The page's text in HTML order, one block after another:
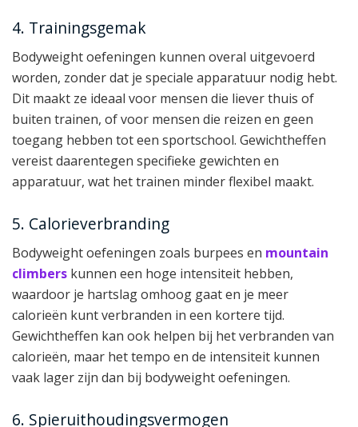
4. Trainingsgemak
Bodyweight oefeningen kunnen overal uitgevoerd
worden, zonder dat je speciale apparatuur nodig hebt.
Dit maakt ze ideaal voor mensen die liever thuis of
buiten trainen, of voor mensen die reizen en geen
toegang hebben tot een sportschool. Gewichtheffen
vereist daarentegen specifieke gewichten en
apparatuur, wat het trainen minder flexibel maakt.
5. Calorieverbranding
Bodyweight oefeningen zoals burpees en mountain
climbers kunnen een hoge intensiteit hebben,
waardoor je hartslag omhoog gaat en je meer
calorieën kunt verbranden in een kortere tijd.
Gewichtheffen kan ook helpen bij het verbranden van
calorieën, maar het tempo en de intensiteit kunnen
vaak lager zijn dan bij bodyweight oefeningen.
6. Spieruithoudingsvermogen